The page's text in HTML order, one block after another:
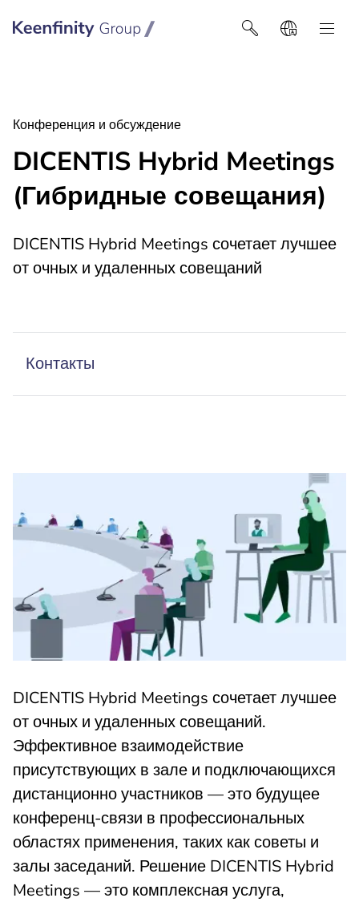
Keenfinity Group I Poland / Ukraine / Central Asia
Конференция и обсуждение
DICENTIS Hybrid Meetings
(Гибридные совещания)
DICENTIS Hybrid Meetings сочетает лучшее
от очных и удаленных совещаний
Контакты
DICENTIS Hybrid Meetings сочетает лучшее
от очных и удаленных совещаний.
Эффективное взаимодействие
присутствующих в зале и подключающихся
дистанционно участников — это будущее
конференц-связи в профессиональных
областях применения, таких как советы и
залы заседаний. Решение DICENTIS Hybrid
Meetings — это комплексная услуга,